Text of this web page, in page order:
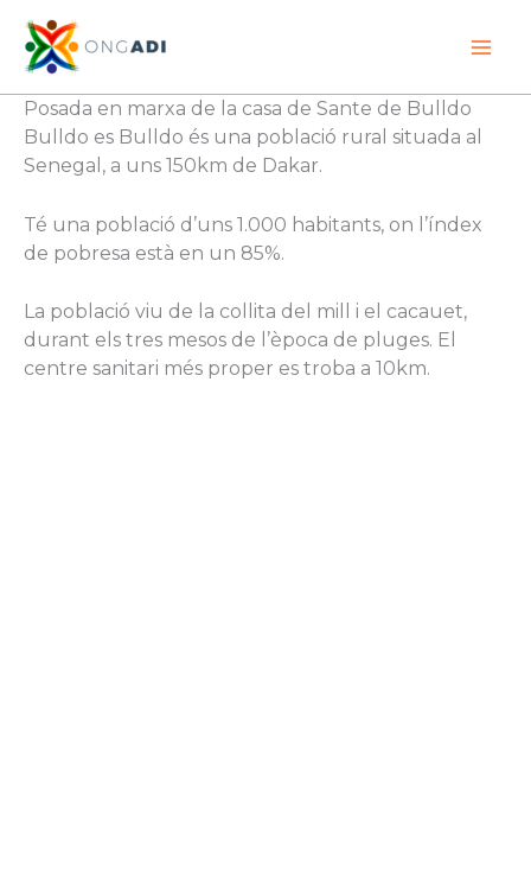
contingut
Posada en marxa de la casa de Sante de Bulldo
Bulldo es Bulldo és una població rural situada al
Senegal, a uns 150km de Dakar.
Té una població d’uns 1.000 habitants, on l’índex
de pobresa està en un 85%.
La població viu de la collita del mill i el cacauet,
durant els tres mesos de l’època de pluges. El
centre sanitari més proper es troba a 10km.